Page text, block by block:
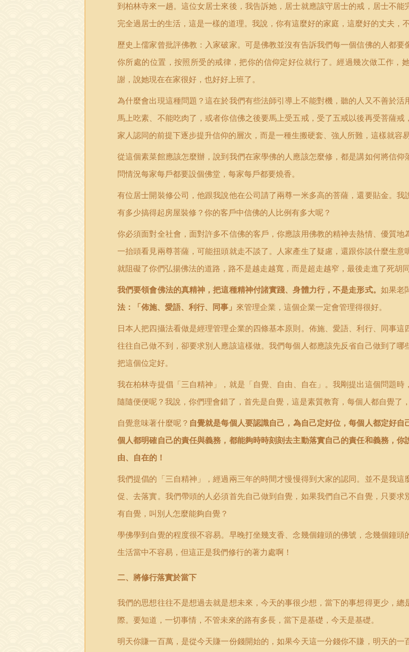
到柏林寺來一趟。這位女居士來後，我告訴她，居士就應該守居士的戒，居士不
完全過居士的生活，這是一樣的道理。我說，你有這麼好的家庭，這麼好的丈夫，
歷史上儒家曾批評佛教：入家破家。可是佛教並沒有告訴我們每一個信佛的人都
你所處的位置，按照所受的戒律，把你的信仰定好位就行了。經過幾次做工作，
謝，說她現在在家很好，也好好上班了。
為什麼會出現這種問題？這在於我們有些法師引導上不能對機，聽的人又不善於
馬上吃素、不能吃肉了，或者你信佛之後要馬上受五戒，受了五戒以後再受菩薩
家人認同的前提下逐步提升信仰的層次，而是一種生搬硬套、強人所難，這樣就容易
從這個素菜館應該怎麼辦，說到我們在家學佛的人應該怎麼修，都是講如何將信
問情況每家每戶都要設個佛堂，每家每戶都要燒香。
有位居士開裝修公司，他跟我說他在公司請了兩尊一米多高的菩薩，還要貼金。我
有多少搞得起房屋裝修？你的客戶中信佛的人比例有多大呢？
你必須面對全社會，面對許多不信佛的客戶，你應該用佛教的精神去熱情、優質
一抬頭看見兩尊菩薩，可能扭頭就走不談了。人家產生了疑慮，還跟你談什麼生意
就阻礙了你們弘揚佛法的道路，路不是越走越寬，而是超走越窄，最後走進了死胡同
我們要領會佛法的真精神，把這種精神付諸實踐、身體力行，不是走形式。 如果老
法：
「佈施、愛語、利行、同事 」 來管理企業，這個企業一定會管理得很好。
日本人把四攝法看做是經理管理企業的四條基本原則。佈施、愛語、利行、同事
往往自己做不到，卻要求別人應該這樣做。我們每個人都應該先反省自己做到了
把這個位定好。
我在柏林寺提倡 「三自精神」，就是 「自覺、自由、自在」。我剛提出這個問題時
隨隨便便呢？我說，你們理會錯了，首先是自覺，這是素質教育，每個人都自覺了
自覺意味著什麼呢？ 自覺就是每個人要認識自己，為自己定好位，每個人都定好
個人都明確自己的責任與義務，都能夠時時刻刻去主動落實自己的責任和義務，
由、自在的！
我們提倡的 「三自精神」，經過兩三年的時間才慢慢得到大家的認同。並不是我
促、去落實。我們帶頭的人必須首先自己做到自覺，如果我們自己不自覺，只要
有自覺，叫別人怎麼能夠自覺？
學佛學到自覺的程度很不容易。早晚打坐幾支香、念幾個鐘頭的佛號，念幾個鐘
生活當中不容易，但這正是我們修行的著力處啊！
二、將修行落實於當下
我們的思想往往不是想過去就是想未來，今天的事很少想，當下的事想得更少，
際。要知道，一切事情，不管未來的路有多長，當下是基礎，今天是基礎。
明天你賺一百萬，是從今天賺一份錢開始的，如果今天這一分錢你不賺，明天的